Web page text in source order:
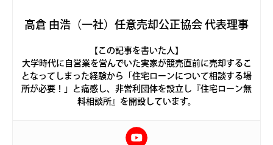
高倉 由浩（一社）任意売却公正協会 代表理事
【この記事を書いた人】
大学時代に自営業を営んでいた実家が競売直前に売却するこ
となってしまった経験から「住宅ローンについて相談する場
所が必要！」と痛感し、非営利団体を設立し『住宅ローン無
料相談所』を開設しています。